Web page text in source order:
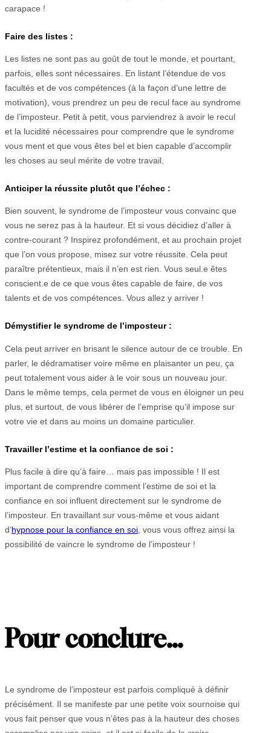
carapace !
Faire des listes :
Les listes ne sont pas au goût de tout le monde, et pourtant,
parfois, elles sont nécessaires. En listant l’étendue de vos
facultés et de vos compétences (à la façon d’une lettre de
motivation), vous prendrez un peu de recul face au syndrome
de l’imposteur. Petit à petit, vous parviendrez à avoir le recul
et la lucidité nécessaires pour comprendre que le syndrome
vous ment et que vous êtes bel et bien capable d’accomplir
les choses au seul mérite de votre travail.
Anticiper la réussite plutôt que l’échec :
Bien souvent, le syndrome de l’imposteur vous convainc que
vous ne serez pas à la hauteur. Et si vous décidiez d’aller à
contre-courant ? Inspirez profondément, et au prochain projet
que l’on vous propose, misez sur votre réussite. Cela peut
paraître prétentieux, mais il n’en est rien. Vous seul.e êtes
conscient.e de ce que vous êtes capable de faire, de vos
talents et de vos compétences. Vous allez y arriver !
Démystifier le syndrome de l’imposteur :
Cela peut arriver en brisant le silence autour de ce trouble. En
parler, le dédramatiser voire même en plaisanter un peu, ça
peut totalement vous aider à le voir sous un nouveau jour.
Dans le même temps, cela permet de vous en éloigner un peu
plus, et surtout, de vous libérer de l’emprise qu’il impose sur
votre vie et dans au moins un domaine particulier.
Travailler l’estime et la confiance de soi :
Plus facile à dire qu’à faire… mais pas impossible ! Il est
important de comprendre comment l’estime de soi et la
confiance en soi influent directement sur le syndrome de
l’imposteur. En travaillant sur vous-même et vous aidant
d’hypnose pour la confiance en soi , vous vous offrez ainsi la
possibilité de vaincre le syndrome de l’imposteur !
Pour conclure…
Le syndrome de l’imposteur est parfois compliqué à définir
précisément. Il se manifeste par une petite voix sournoise qui
vous fait penser que vous n’êtes pas à la hauteur des choses